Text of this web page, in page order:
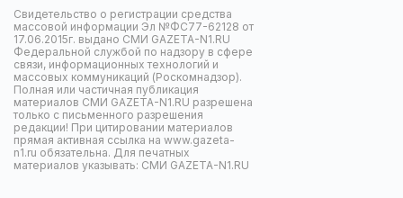
Свидетельство о регистрации средства
массовой информации Эл №ФС77-62128 от
17.06.2015г. выдано СМИ GAZETA-N1.RU
Федеральной службой по надзору в сфере
связи, информационных технологий и
массовых коммуникаций (Роскомнадзор).
Полная или частичная публикация
материалов СМИ GAZETA-N1.RU разрешена
только с письменного разрешения
редакции! При цитировании материалов
прямая активная ссылка на www.gazeta-
n1.ru обязательна. Для печатных
материалов указывать: СМИ GAZETA-N1.RU